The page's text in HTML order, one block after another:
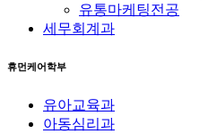
유통마케팅전공
세무회계과
휴먼케어학부
유아교육과
아동심리과